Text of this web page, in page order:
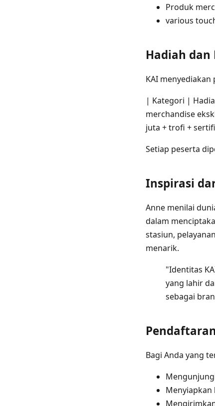
Produk
various
Hadiah
KAI
| Kategori |
merchandise
juta + trofi +
Setiap peserta
Inspirasi
Anne menilai
dalam
stasiun,
menarik.
"Identitas
yang lahir
sebagai
Bagi Anda yang
Menyiapkan